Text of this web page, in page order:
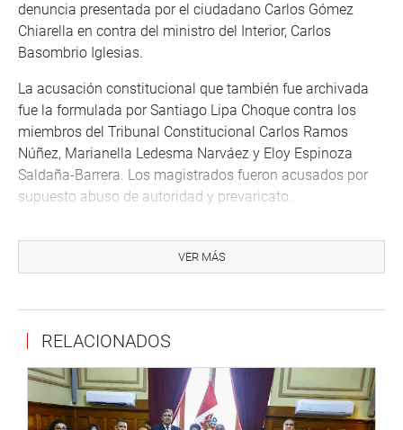
denuncia presentada por el ciudadano Carlos Gómez
Chiarella en contra del ministro del Interior, Carlos
Basombrio Iglesias.
La acusación constitucional que también fue archivada
fue la formulada por Santiago Lipa Choque contra los
miembros del Tribunal Constitucional Carlos Ramos
Núñez, Marianella Ledesma Narváez y Eloy Espinoza
Saldaña-Barrera. Los magistrados fueron acusados por
supuesto abuso de autoridad y prevaricato.
interpuesta por Néstor Cueva López contra el
excongresista Humberto Lay Sun y el ex fiscal de la
La Subcomisión de Acusaciones Constitucionales
también decidió reprogramar para otra fecha la audiencia
que iba a servir para analizar la denuncia hecha por el ex
congresista populista, Mesías Guevara Amasifuén, contra
VER MÁS
RELACIONADOS